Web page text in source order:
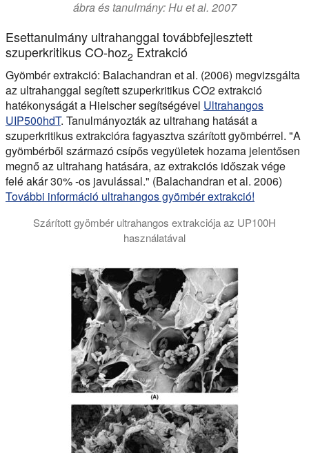
ábra és tanulmány: Hu et al. 2007
Esettanulmány ultrahanggal továbbfejlesztett
szuperkritikus CO-hoz2 Extrakció
Gyömbér extrakció: Balachandran et al. (2006) megvizsgálta
az ultrahanggal segített szuperkritikus CO2 extrakció
hatékonyságát a Hielscher segítségével Ultrahangos
UIP500hdT. Tanulmányozták az ultrahang hatását a
szuperkritikus extrakcióra fagyasztva szárított gyömbérrel. "A
gyömbérből származó csípős vegyületek hozama jelentősen
megnő az ultrahang hatására, az extrakciós időszak vége
felé akár 30% -os javulással." (Balachandran et al. 2006)
További információ ultrahangos gyömbér extrakció!
Szárított gyömbér ultrahangos extrakciója az UP100H
használatával